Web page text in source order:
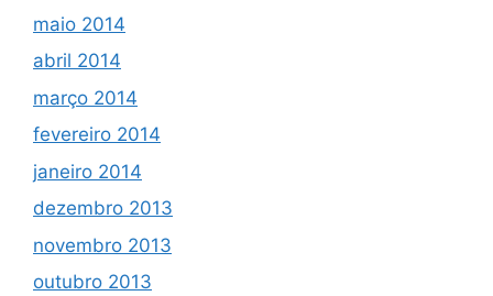
maio 2014
abril 2014
março 2014
fevereiro 2014
janeiro 2014
dezembro 2013
novembro 2013
outubro 2013